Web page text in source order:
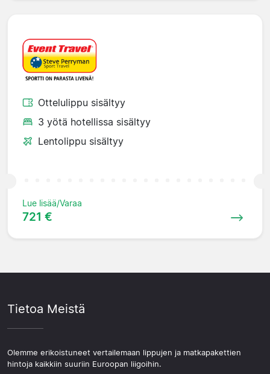
Ottelulippu sisältyy
3 yötä hotellissa sisältyy
Lentolippu sisältyy
Lue lisää/Varaa
721 €
Tietoa Meistä
Olemme erikoistuneet vertailemaan lippujen ja matkapakettien
hintoja kaikkiin suuriin Euroopan liigoihin.